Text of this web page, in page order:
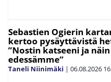
Sebastien Ogierin
kertoo pysäyttävistä
”Nostin katseeni ja
edessämme”
Taneli Niinimäki | 06.08.2026